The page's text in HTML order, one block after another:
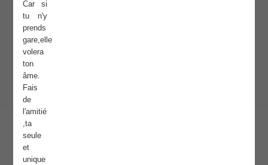
Car si
tu n'y
prends
gare,elle
volera
ton
âme.
Fais
de
l'amitié
,ta
seule
et
unique